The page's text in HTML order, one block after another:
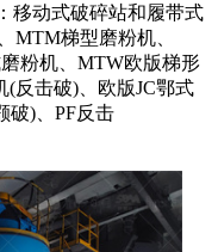
移动式破碎站和履带式
MTM梯型磨粉机、
粉机、MTW欧版梯形
(反击破)、欧版JC鄂式
破)、PF反击